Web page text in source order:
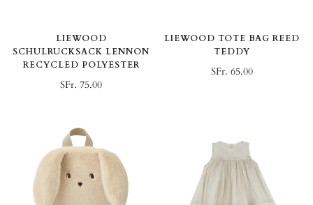
LIEWOOD
SCHULRUCKSACK LENNON
RECYCLED POLYESTER
SFr. 75.00
LIEWOOD TOTE BAG REED
TEDDY
SFr. 65.00